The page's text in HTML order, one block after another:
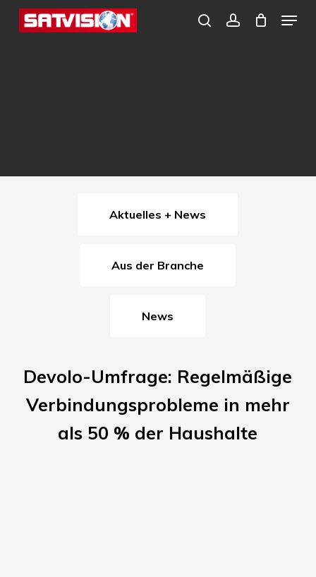
Skip
search
Menu
Aktuelles + News
Aus der Branche
News
Devolo-Umfrage: Regelmäßige
Verbindungsprobleme in mehr
als 50 % der Haushalte